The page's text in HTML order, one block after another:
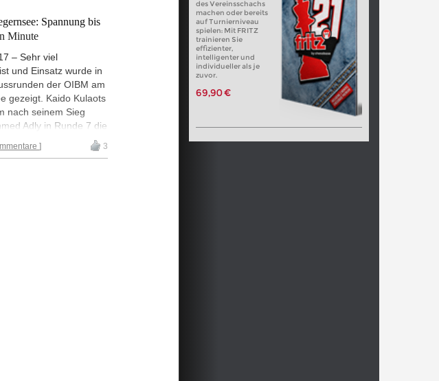
Spannung bis
Minute
– Sehr viel
und Einsatz wurde in
der OIBM am
gezeigt. Kaido Kulaots
nach seinem Sieg
Adly in Runde 7 die
der Este wurde
Metern jedoch
3
des Vereinsschachs
machen oder bereits
auf Turnierniveau
spielen: Mit FRITZ
trainieren Sie
effizienter,
intelligenter und
individueller als je
zuvor.
69,90 €